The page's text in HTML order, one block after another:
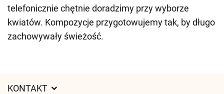
telefonicznie chętnie doradzimy przy wyborze
kwiatów. Kompozycje przygotowujemy tak, by długo
zachowywały świeżość.
KONTAKT